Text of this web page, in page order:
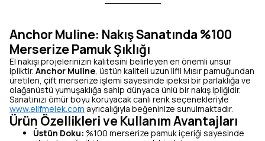
Anchor Muline: Nakış Sanatında %100
Merserize Pamuk Şıklığı
El nakışı projelerinizin kalitesini belirleyen en önemli unsur
ipliktir.Anchor Muline, üstün kaliteli uzun lifli Mısır pamuğundan
üretilen, çift merserize işlemi sayesinde ipeksi bir parlaklığa ve
olağanüstü yumuşaklığa sahip dünyaca ünlü bir nakış ipliğidir.
Sanatınızı ömür boyu koruyacak canlı renk seçenekleriyle
www.elifmelek.com ayrıcalığıyla beğeninize sunulmaktadır.
Ürün Özellikleri ve Kullanım Avantajları
Üstün Doku: %100 merserize pamuk içeriği sayesinde